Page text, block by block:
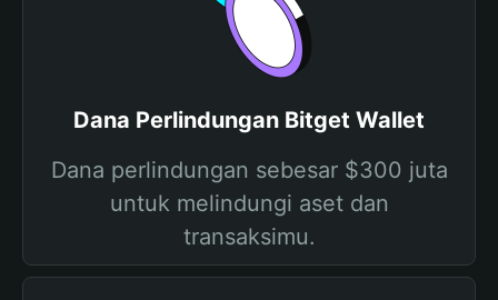
Dana Perlindungan Bitget Wallet
Dana perlindungan sebesar $300 juta
untuk melindungi aset dan
transaksimu.